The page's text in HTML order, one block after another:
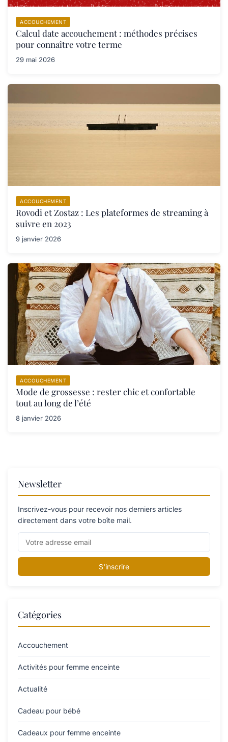
ACCOUCHEMENT
Calcul date accouchement : méthodes précises
pour connaître votre terme
29 mai 2026
ACCOUCHEMENT
Rovodi et Zostaz : Les plateformes de streaming à
suivre en 2023
9 janvier 2026
ACCOUCHEMENT
Mode de grossesse : rester chic et confortable
tout au long de l’été
8 janvier 2026
Newsletter
Inscrivez-vous pour recevoir nos derniers articles
directement dans votre boîte mail.
S'inscrire
Catégories
Accouchement
Activités pour femme enceinte
Actualité
Cadeau pour bébé
Cadeaux pour femme enceinte